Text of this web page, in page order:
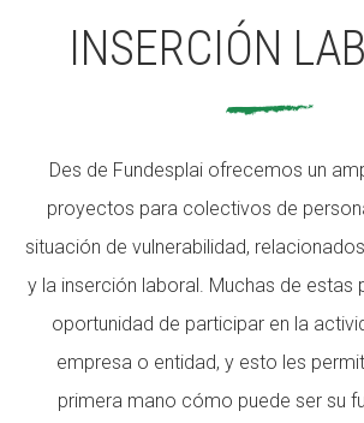
INSERCIÓN
Des de Fundesplai ofrecemos un
proyectos para colectivos de
situación de vulnerabilidad,
y la inserción laboral. Muchas de estas
oportunidad de participar en la
empresa o entidad, y esto les
primera mano cómo puede ser su
ACCIÓ SOCIAL I
ESPLAIS
SUPORT TERCER